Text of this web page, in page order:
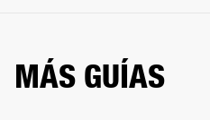
MÁS GUÍAS